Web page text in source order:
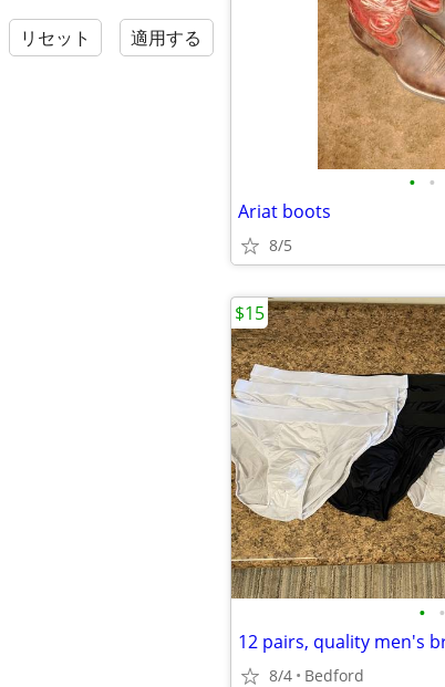
リセット 適用する
• •
Ariat boots
8/5
• •
12 pairs, quality men's
8/4 Bedford
$15